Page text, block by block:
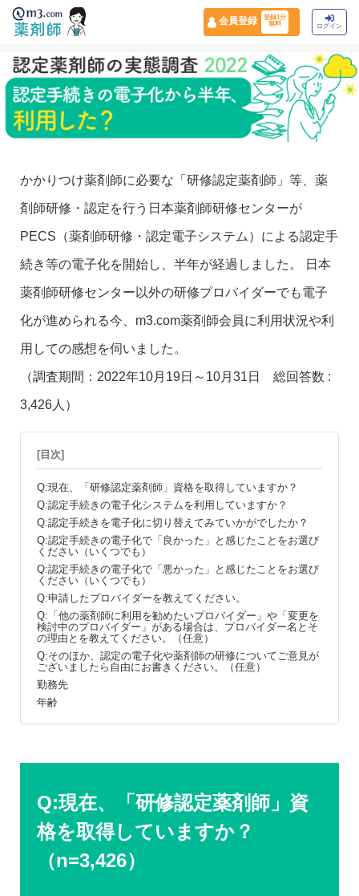
会員登録
登録1分
無料
ログイン
かかりつけ薬剤師に必要な「研修認定薬剤師」等、薬
剤師研修・認定を行う日本薬剤師研修センターが
PECS（薬剤師研修・認定電子システム）による認定手
続き等の電子化を開始し、半年が経過しました。 日本
薬剤師研修センター以外の研修プロバイダーでも電子
化が進められる今、m3.com薬剤師会員に利用状況や利
用しての感想を伺いました。
（調査期間：2022年10月19日～10月31日 総回答数 :
3,426人）
[目次]
Q:現在、「研修認定薬剤師」資格を取得していますか？
Q:認定手続きの電子化システムを利用していますか？
Q:認定手続きを電子化に切り替えてみていかがでしたか？
Q:認定手続きの電子化で「良かった」と感じたことをお選び
ください（いくつでも）
Q:認定手続きの電子化で「悪かった」と感じたことをお選び
ください（いくつでも）
Q:申請したプロバイダーを教えてください。
Q:「他の薬剤師に利用を勧めたいプロバイダー」や「変更を
検討中のプロバイダー」がある場合は、プロバイダー名とそ
の理由とを教えてください。（任意）
Q:そのほか、認定の電子化や薬剤師の研修についてご意見が
ございましたら自由にお書きください。（任意）
勤務先
年齢
Q:現在、「研修認定薬剤師」資
格を取得していますか？
（n=3,426）